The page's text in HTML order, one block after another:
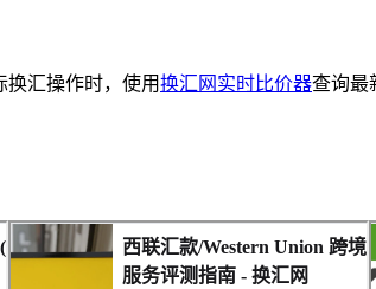
汇操作时，使用换汇网实时比价器查询最